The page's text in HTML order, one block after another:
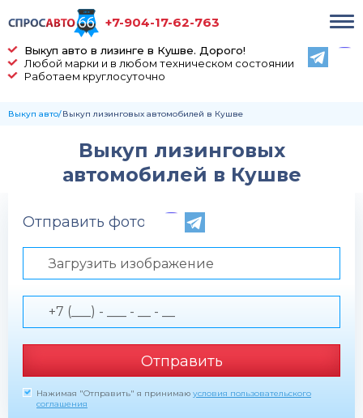
Выкуп авто в лизинге в Кушве. Дорого!
Любой марки и в любом техническом состоянии
Работаем круглосуточно
+7-904-17-62-763
Выкуп авто Выкуп лизинговых автомобилей в Кушве
Выкуп лизинговых
автомобилей в Кушве
Отправить фото по телефону
Загрузить изображение
Отправить
Нажимая "Отправить" я принимаю условия пользовательского
соглашения